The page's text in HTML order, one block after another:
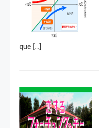
que […]